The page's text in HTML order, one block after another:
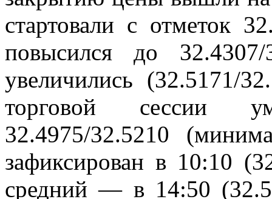
стартовали с отметок
повысился до
увеличились (32.5171/
торговой сессии
32.4975/32.5210
зафиксирован в 10:10
средний — в 14:50